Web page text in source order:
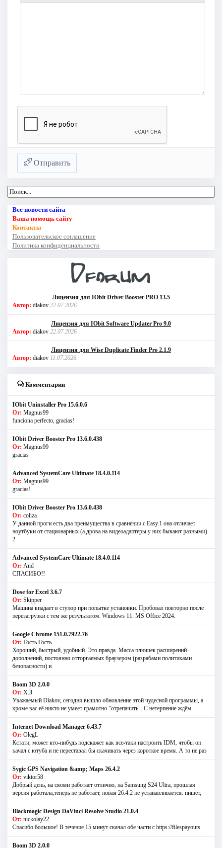
Отправить
Все новости сайта
Ваша помощь сайту
Контакты
Пользовательское соглашение
Политика конфиденциальности
Лицензия для IObit Driver Booster PRO 13.5
Автор: diakov 22.07.2026
Лицензия для IObit Software Updater Pro 9.0
Автор: diakov 22.07.2026
Лицензия для Wise Duplicate Finder Pro 2.1.9
Автор: diakov 11.07.2026
Комментарии
IObit Uninstaller Pro 15.6.0.6
От: Magnus99
funciona perfecto, gracias!
IObit Driver Booster Pro 13.6.0.438
От: Magnus99
gracias
Advanced SystemCare Ultimate 18.4.0.114
От: Magnus99
gracias!
IObit Driver Booster Pro 13.6.0.438
От: coliza
У данной проги есть два преимущества в сравнении с Easy.1 она отличает
ноутбуки от стационарных (а дрова на видеоадаптеры у них бывают разными)
2
Advanced SystemCare Ultimate 18.4.0.114
От: And
СПАСИБО!!
Dose for Excel 3.6.7
От: Skipper
Машина впадает в ступор при попытке установки. Пробовал повторно после
перезагрузки с тем же результатом. Windows 11. MS Offiсe 2024.
Google Chrome 151.0.7922.76
От: Гость Гость
Хороший, быстрый, удобный. Это правда. Масса плюшек расширений-
дополнений, постоянно отторгаемых браузером (разрабами политиками
безопасности) и
Boom 3D 2.0.0
От: Х.З.
Уважаемый Diakov, сегодня вышло обновление этой чудесной программы, а
кроме вас её никто не умеет грамотно "отрепачить". С нетерпение ждём
Internet Download Manager 6.43.7
От: OlegL
Кстати, может кто-нибудь подскажет как все-таки настроить IDM, чтобы он
качал с ютуба и не переставал бы скачивать через короткое время. А то не раз
Sygic GPS Navigation &amp; Maps 26.4.2
От: viktor58
Добрый день, на сяоми работает отлично, на Samsung S24 Ultra, прошлая
версия работала,теперь не работает, новая 26.4.2 не устанавливается. пишет,
Blackmagic Design DaVinci Resolve Studio 21.0.4
От: nickolay22
Спасибо большое! В течение 15 минут скачал обе части с https://filespayouts
Boom 3D 2.0.0